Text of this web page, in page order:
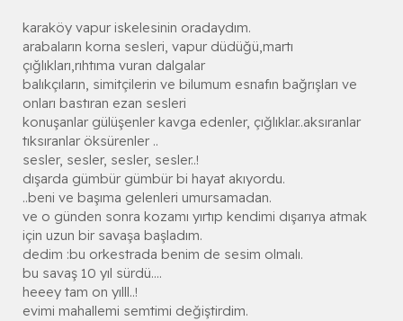
karaköy vapur iskelesinin oradaydım.
arabaların korna sesleri, vapur düdüğü,martı
çığlıkları,rıhtıma vuran dalgalar
balıkçıların, simitçilerin ve bilumum esnafın bağrışları ve
onları bastıran ezan sesleri
konuşanlar gülüşenler kavga edenler, çığlıklar..aksıranlar
tıksıranlar öksürenler ..
sesler, sesler, sesler, sesler..!
dışarda gümbür gümbür bi hayat akıyordu.
..beni ve başıma gelenleri umursamadan.
ve o günden sonra kozamı yırtıp kendimi dışarıya atmak
için uzun bir savaşa başladım.
dedim :bu orkestrada benim de sesim olmalı.
bu savaş 10 yıl sürdü....
heeey tam on yılll..!
evimi mahallemi semtimi değiştirdim.